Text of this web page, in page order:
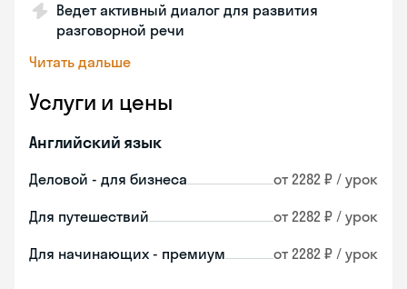
Ведет активный диалог для развития
разговорной речи
Читать дальше
Услуги и цены
Английский язык
Деловой - для бизнеса от 2282 ₽ / урок
Для путешествий от 2282 ₽ / урок
Для начинающих - премиум от 2282 ₽ / урок